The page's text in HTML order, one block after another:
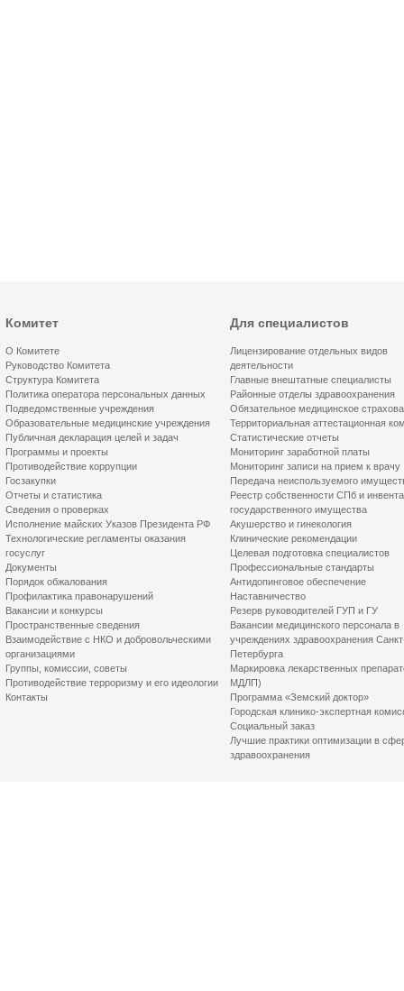
Комитет
О Комитете
Руководство Комитета
Структура Комитета
Политика оператора персональных данных
Подведомственные учреждения
Образовательные медицинские учреждения
Публичная декларация целей и задач
Программы и проекты
Противодействие коррупции
Госзакупки
Отчеты и статистика
Сведения о проверках
Исполнение майских Указов Президента РФ
Технологические регламенты оказания
госуслуг
Документы
Порядок обжалования
Профилактика правонарушений
Вакансии и конкурсы
Пространственные сведения
Взаимодействие с НКО и добровольческими
организациями
Группы, комиссии, советы
Противодействие терроризму и его идеологии
Контакты
Для специалистов
Лицензирование отдельных видов
деятельности
Главные внештатные специалисты
Районные отделы здравоохранения
Обязательное медицинское
Территориальная аттестационная
Статистические отчеты
Мониторинг заработной платы
Мониторинг записи на прием к врачу
Передача неиспользуемого
Реестр собственности СПб и
государственного имущества
Акушерство и гинекология
Клинические рекомендации
Целевая подготовка специалистов
Профессиональные стандарты
Антидопинговое обеспечение
Наставничество
Резерв руководителей ГУП и ГУ
Вакансии медицинского персонала в
учреждениях здравоохранения
Петербурга
Маркировка лекарственных
МДЛП)
Программа «Земский доктор»
Городская клинико-экспертная
Социальный заказ
Лучшие практики оптимизации в
здравоохранения